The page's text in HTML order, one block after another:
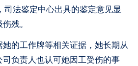
司法鉴定中心出具的鉴定意见显
残。
的工作牌等相关证据，她长期从
负责人也认可她因工受伤的事